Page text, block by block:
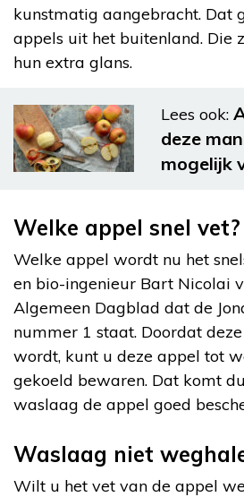
kunstmatig aangebracht. Dat
appels uit het buitenland. Die
hun extra glans.
Lees ook:
deze
mogelijk
Welke appel snel vet?
Welke appel wordt nu het
en bio-ingenieur Bart Nicolai
Algemeen Dagblad dat de
nummer 1 staat. Doordat
wordt, kunt u deze appel tot
gekoeld bewaren. Dat komt
waslaag de appel goed
Waslaag niet
Wilt u het vet van de appel